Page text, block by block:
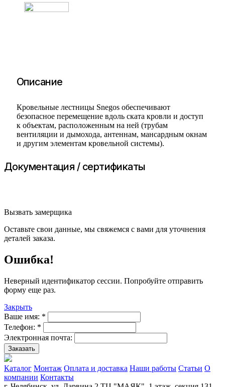
Описание
Кровельные лестницы Snegos обеспечивают
безопасное перемещение вдоль ската кровли и доступ
к объектам, расположенным на ней (трубам
вентиляции и дымохода, антеннам, мансардным окнам
и другим элементам кровельной системы).
Документация / сертификаты
Вызвать замерщика
Оставьте свои данные, мы свяжемся с вами для уточнения
деталей заказа.
Ошибка!
Неверный идентификатор сессии. Попробуйте отправить
форму еще раз.
Закрыть
Ваше имя: *
Телефон: *
Электронная почта:
Заказать
Каталог Монтаж Оплата и доставка Наши работы Статьи О
компании Контакты